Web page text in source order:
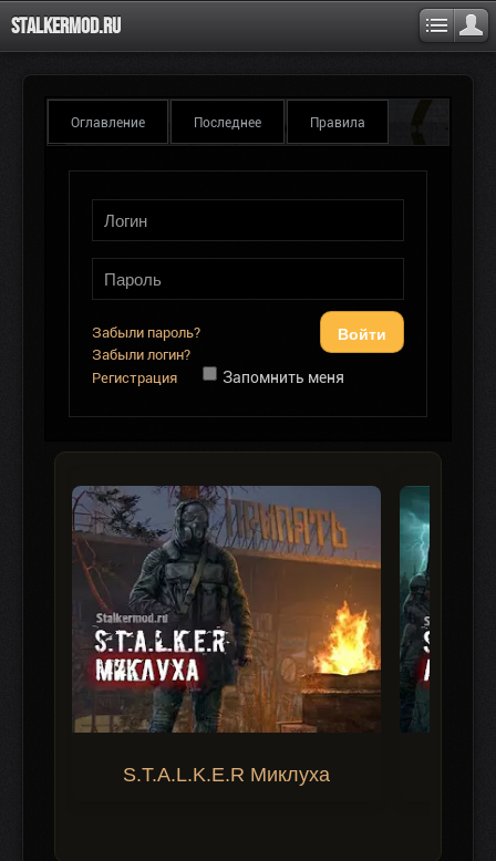
Stalkermod.ru
Оглавление Последнее Правила
Войти
Забыли пароль?
Забыли логин?
Регистрация
Запомнить меня
S.T.A.L.K.E.R Миклуха